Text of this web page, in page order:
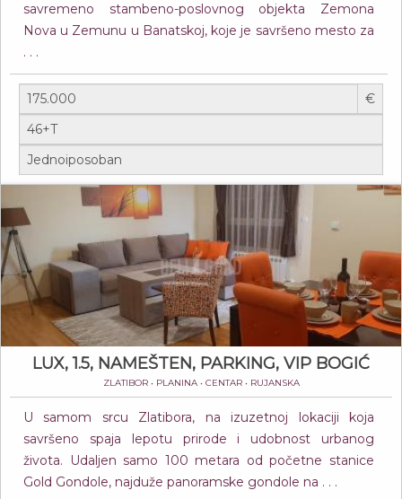
savremeno stambeno-poslovnog objekta Zemona
Nova u Zemunu u Banatskoj, koje je savršeno mesto za
. . .
€
LUX, 1.5, NAMEŠTEN, PARKING, VIP BOGIĆ
ZLATIBOR • PLANINA • CENTAR • RUJANSKA
U samom srcu Zlatibora, na izuzetnoj lokaciji koja
savršeno spaja lepotu prirode i udobnost urbanog
života. Udaljen samo 100 metara od početne stanice
Gold Gondole, najduže panoramske gondole na . . .